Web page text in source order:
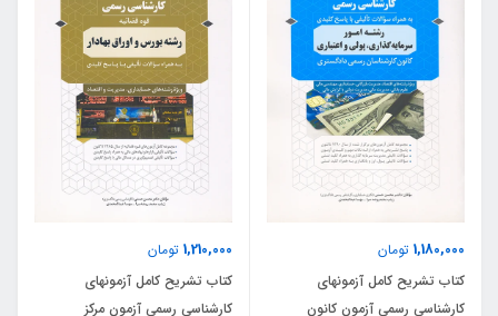
1,180,000 تومان
کتاب تشریح کامل آزمونهای
کارشناسی رسمی آزمون کانون
1,210,000 تومان
کتاب تشریح کامل آزمونهای
کارشناسی رسمی آزمون مرکز